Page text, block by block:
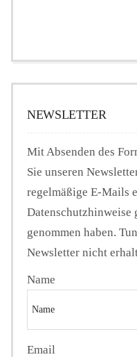
NEWSLETTER
Mit Absenden des
Sie unseren
regelmäßige E-Mails
Datenschutzhinweise
genommen haben.
Newsletter nicht
Name
Email